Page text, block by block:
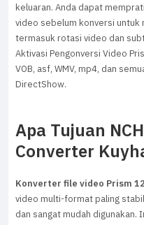
keluaran. Anda dapat
video sebelum konversi untuk
termasuk rotasi video dan
Aktivasi Pengonversi Video
VOB, asf, WMV, mp4, dan
DirectShow.
Apa Tujuan
Converter
Konverter file video Prism
video multi-format paling
dan sangat mudah digunakan.